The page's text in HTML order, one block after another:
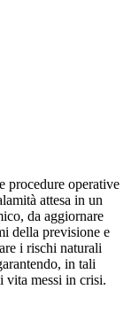
procedure operative
attesa in un
da aggiornare
della previsione e
i rischi naturali
in tali
vita messi in crisi.